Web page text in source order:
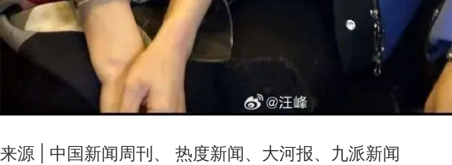
来源 | 中国新闻周刊、 热度新闻、大河报、九派新闻